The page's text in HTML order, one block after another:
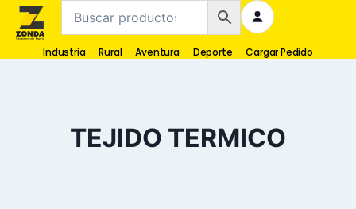
Industria Rural Aventura Deporte Cargar Pedido
TEJIDO TERMICO